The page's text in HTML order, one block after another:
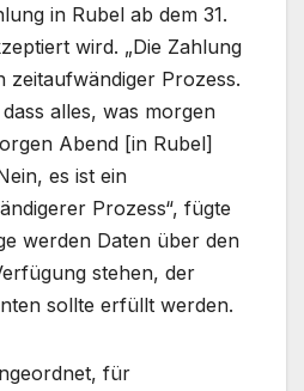
in Rubel ab dem 31.
wird. „Die Zahlung
zeitaufwändiger Prozess.
alles, was morgen
Abend [in Rubel]
es ist ein
Prozess“, fügte
werden Daten über den
stehen, der
sollte erfüllt werden.
für